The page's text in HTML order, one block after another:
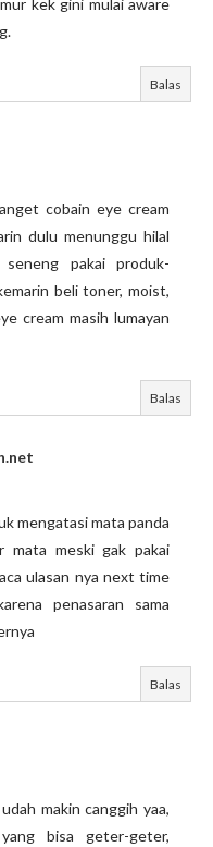
kek gini mulai aware
Balas
cobain eye cream
dulu menunggu hilal
pakai produk-
beli toner, moist,
cream masih lumayan
Balas
mengatasi mata panda
mata meski gak pakai
ulasan nya next time
penasaran sama
Balas
makin canggih yaa,
bisa geter-geter,